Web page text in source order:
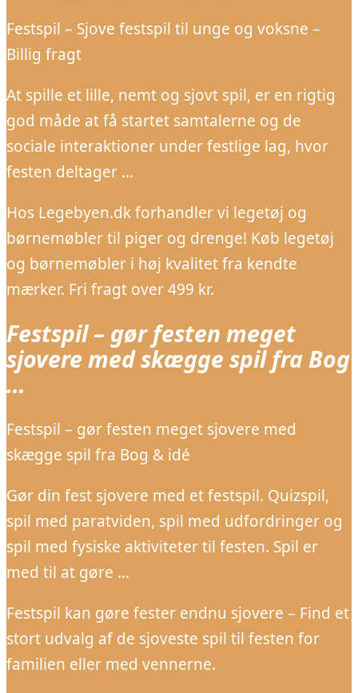
Festspil – Sjove festspil til unge og voksne –
Billig fragt
At spille et lille, nemt og sjovt spil, er en rigtig
god måde at få startet samtalerne og de
sociale interaktioner under festlige lag, hvor
festen deltager …
Hos Legebyen.dk forhandler vi legetøj og
børnemøbler til piger og drenge! Køb legetøj
og børnemøbler i høj kvalitet fra kendte
mærker. Fri fragt over 499 kr.
Festspil – gør festen meget
sjovere med skægge spil fra Bog
…
Festspil – gør festen meget sjovere med
skægge spil fra Bog & idé
Gør din fest sjovere med et festspil. Quizspil,
spil med paratviden, spil med udfordringer og
spil med fysiske aktiviteter til festen. Spil er
med til at gøre …
Festspil kan gøre fester endnu sjovere – Find et
stort udvalg af de sjoveste spil til festen for
familien eller med vennerne.